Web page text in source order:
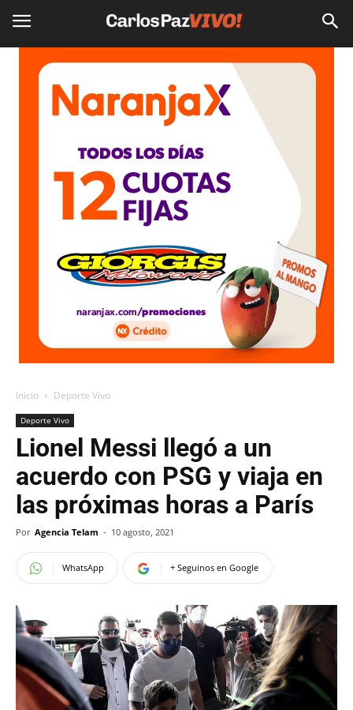
Inicio Deporte Vivo
Deporte Vivo
Lionel Messi llegó a un
acuerdo con PSG y viaja en
las próximas horas a París
Por Agencia Telam - 10 agosto, 2021
WhatsApp + Seguinos en Google